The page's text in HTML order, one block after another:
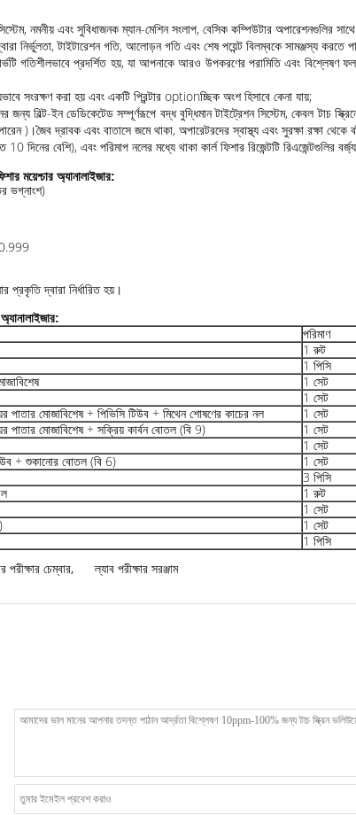
নমনীয় এবং সুবিধাজনক ম্যান-মেশিন সংলাপ, বেসিক কম্পিউটার অপারেশনগুলির
নির্ভুলতা, টাইটারেশন গতি, আলোড়ন গতি এবং শেষ পয়েন্ট বিলম্বকে সামঞ্জস্য করতে
গতিশীলভাবে প্রদর্শিত হয়, যা আপনাকে আরও উপকরণের পরামিতি এবং
সংরক্ষণ করা হয় এবং একটি প্রিন্টার optionচ্ছিক অংশ হিসাবে কেনা যায়;
বিল্ট-ইন ডেডিকেটেড সম্পূর্ণরূপে বদ্ধ বুদ্ধিমান টাইট্রেশন সিস্টেম, কেবল টাচ
)।জৈব দ্রাবক এবং বাতাসে জমে থাকা, অপারেটরদের স্বাস্থ্য এবং সুরক্ষা রক্ষা
10 দিনের বেশি), এবং পরিমাপ নলের মধ্যে থাকা কার্ল ফিশার রিজেন্টটি
ময়েশ্চার অ্যানালাইজার:
ভগ্নাংশ)
দ্বারা নির্ধারিত হয়।
:
পরিমাণ
1 রুট
1 পিসি
1 সেট
1 সেট
পাতার মোজাবিশেষ + পিভিসি টিউব + মিথেন শোষণের কাচের নল
1 সেট
পাতার মোজাবিশেষ + সক্রিয় কার্বন বোতল (বি 9)
1 সেট
1 সেট
+ শুকানোর বোতল (বি 6)
1 সেট
3 পিসি
1 রুট
1 সেট
1 সেট
1 পিসি
পরীক্ষার চেম্বার, ল্যাব পরীক্ষার সরঞ্জাম